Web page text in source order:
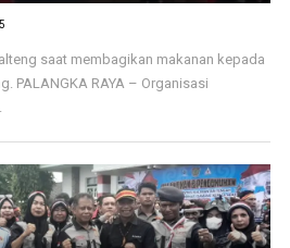
saat membagikan makanan kepada
PALANGKA RAYA – Organisasi